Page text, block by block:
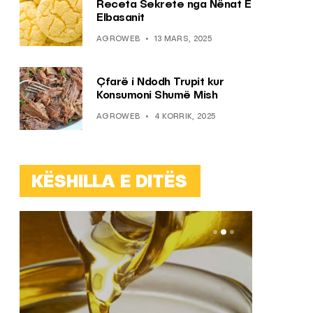
Receta Sekrete nga Nënat E
Elbasanit
AGROWEB 13 MARS, 2025
Çfarë i Ndodh Trupit kur
Konsumoni Shumë Mish
AGROWEB 4 KORRIK, 2025
KËSHILLA E DITËS